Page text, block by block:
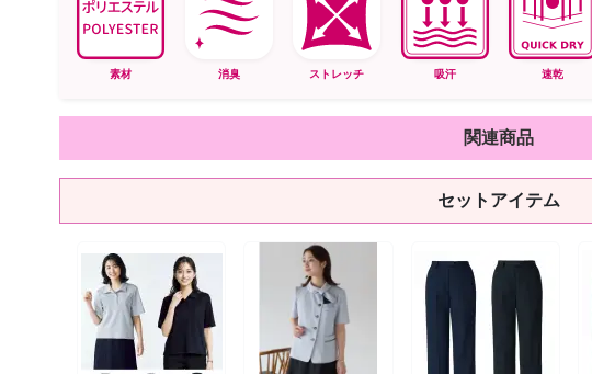
素材 消臭 ストレッチ 吸汗 速乾
関連商品
セットアイテム